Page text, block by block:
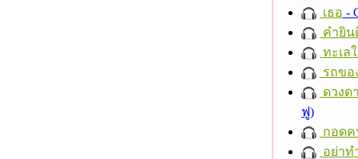
เธอ -
คำยิน
ทะเล
รถขอ
ดวงด
ฟู)
กอดค
อย่าท